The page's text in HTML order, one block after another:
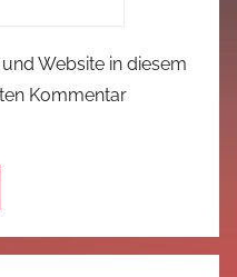
Website in diesem
Kommentar